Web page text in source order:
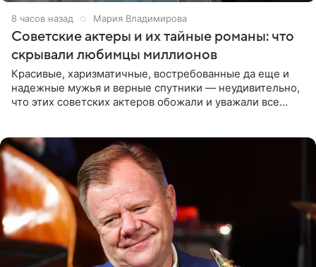
8 часов назад Мария Владимирова
Советские актеры и их тайные романы: что
скрывали любимцы миллионов
Красивые, харизматичные, востребованные да еще и
надежные мужья и верные спутники — неудивительно,
что этих советских актеров обожали и уважали все